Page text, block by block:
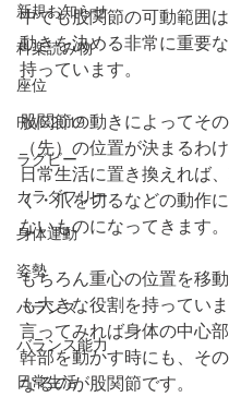
新規お知らせ
科楽読み物
座位
RWC2019
ラグビー
カラダフリー
身体運動
姿勢
バランス
バランス能力
日常生活
中でも股関節の可動範囲
動きを決める非常に重要
持っています。
股関節の動きによってそ
（先）の位置が決まるわけ
日常生活に置き換えれば
く・爪を切るなどの動作
ないものになってきます。
もちろん重心の位置を移
も大きな役割を持っていま
言ってみれば身体の中心
幹部を動かす時にも、そ
なるのが股関節です。